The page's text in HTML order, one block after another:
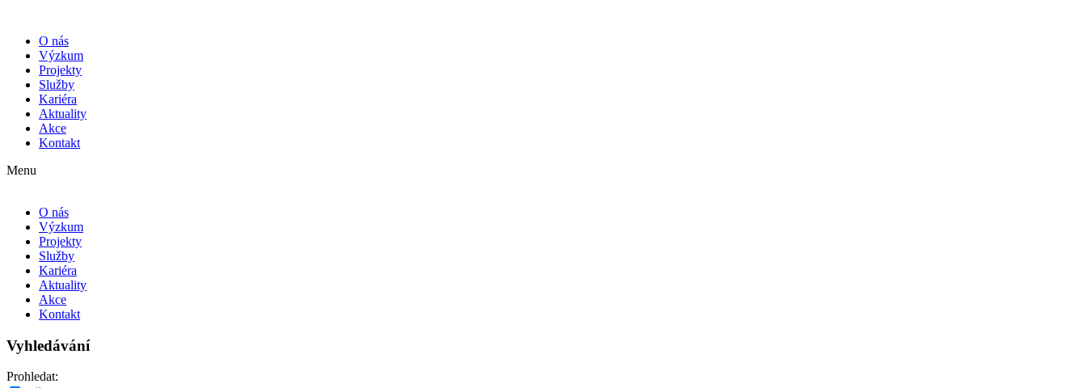
O nás
Výzkum
Projekty
Služby
Kariéra
Aktuality
Akce
Kontakt
Menu
O nás
Výzkum
Projekty
Služby
Kariéra
Aktuality
Akce
Kontakt
Vyhledávání
Prohledat: